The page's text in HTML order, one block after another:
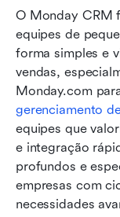
O Monday CRM
equipes de
forma simples e
vendas,
gerenciamento
equipes que
e integração
profundos e
empresas com
necessidades